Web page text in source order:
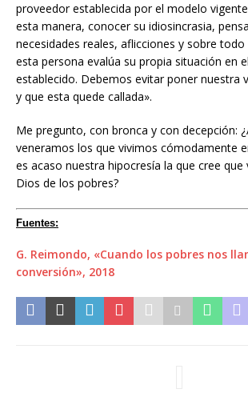
proveedor establecida por el modelo
esta manera, conocer su idiosincrasia,
necesidades reales, aflicciones y sobre
esta persona evalúa su propia situación en
establecido. Debemos evitar poner nuestra
y que esta quede callada».
Me pregunto, con bronca y con decepción:
veneramos los que vivimos cómodamente
es acaso nuestra hipocresía la que cree que
Dios de los pobres?
Fuentes:
G. Reimondo, «Cuando los pobres nos
conversión», 2018